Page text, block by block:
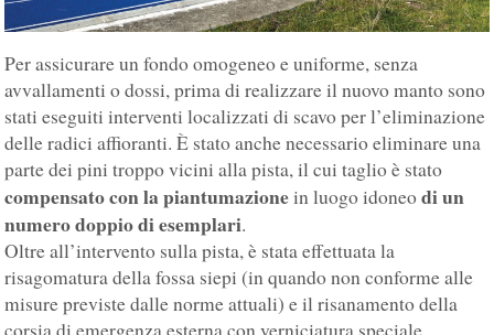
Per assicurare un fondo omogeneo e uniforme, senza
avvallamenti o dossi, prima di realizzare il nuovo manto sono
stati eseguiti interventi localizzati di scavo per l’eliminazione
delle radici affioranti. È stato anche necessario eliminare una
parte dei pini troppo vicini alla pista, il cui taglio è stato
compensato con la piantumazionein luogo idoneodi un
numero doppio di esemplari.
Oltre all’intervento sulla pista, è stata effettuata la
risagomatura della fossa siepi (in quando non conforme alle
misure previste dalle norme attuali) e il risanamento della